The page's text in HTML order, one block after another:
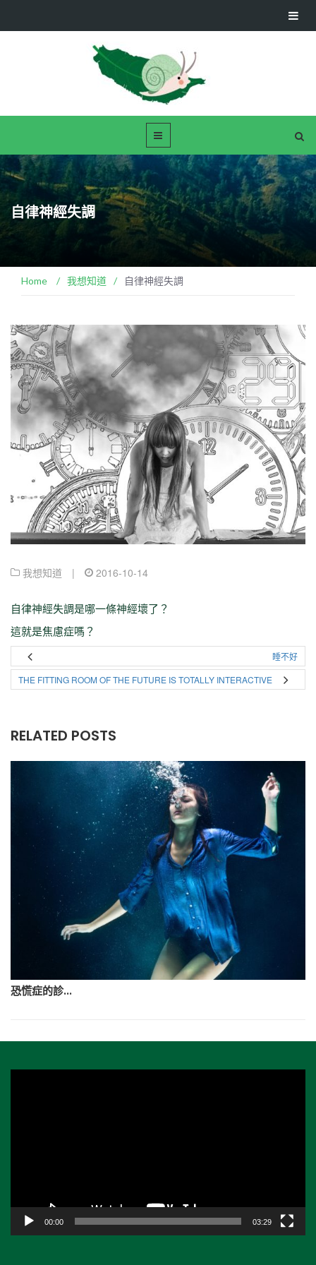
自律神經失調
Home / 我想知道 / 自律神經失調
我想知道 | 2016-10-14
自律神經失調是哪一條神經壞了？
這就是焦慮症嗎？
睡不好
THE FITTING ROOM OF THE FUTURE IS TOTALLY INTERACTIVE
RELATED POSTS
恐慌症的診...
00:00 03:29